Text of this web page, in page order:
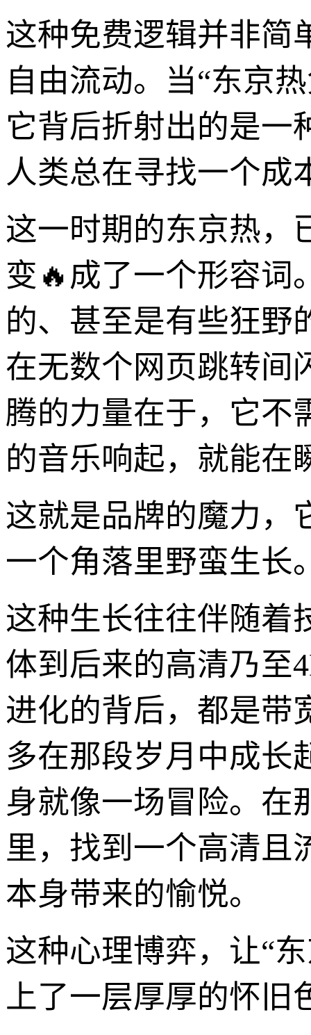
这种免费逻辑并非简
自由流动。当“东京
它背后折射出的是一
人类总在寻找一个成
这一时期的东京热，
变🔥成了一个形容词
的、甚至是有些狂野
在无数个网页跳转间
腾的力量在于，它不
的音乐响起，就能在
这就是品牌的魔力，
一个角落里野蛮生长
这种生长往往伴随着
体到后来的高清乃至
进化的背后，都是带
多在那段岁月中成长
身就像一场冒险。在
里，找到一个高清且
本身带来的愉悦。
这种心理博弈，让“
上了一层厚厚的怀旧